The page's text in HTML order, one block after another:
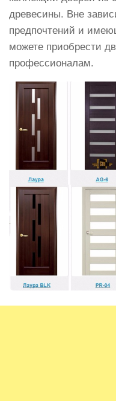
древесины. Вне
предпочтений и
можете приобрести
профессионалам.